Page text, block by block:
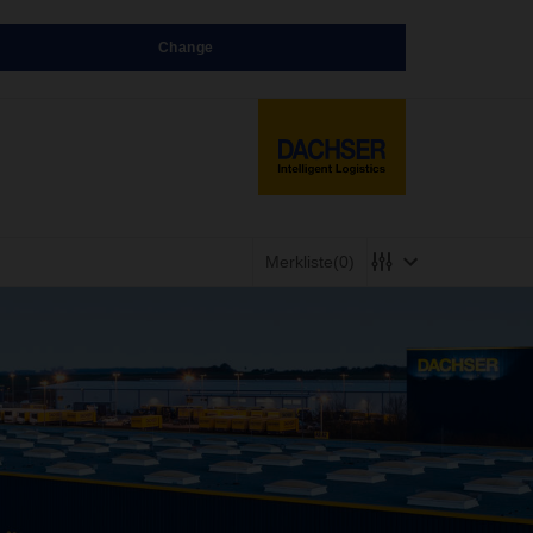
Change
Merkliste(0)